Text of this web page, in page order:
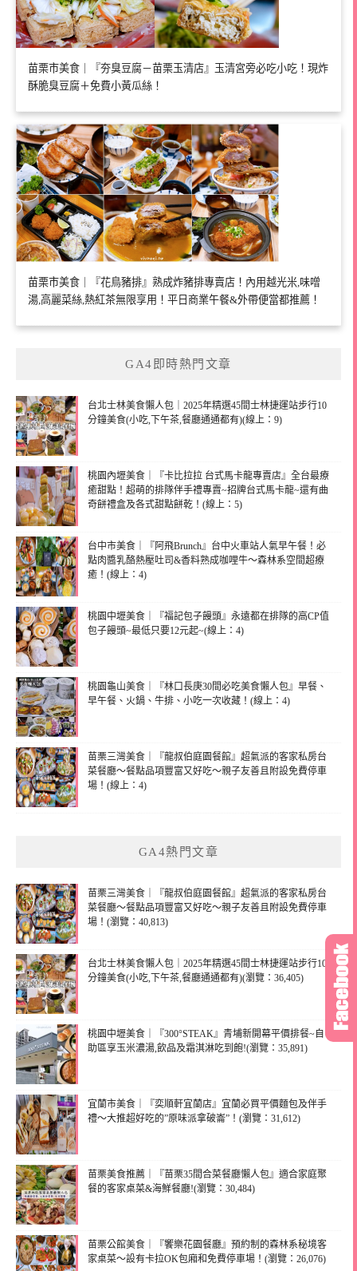
苗栗市美食｜『夯臭豆腐－苗栗玉清店』玉清宮旁必吃小吃！現炸
酥脆臭豆腐＋免費小黃瓜絲！
苗栗市美食｜『花鳥豬排』熟成炸豬排專賣店！內用越光米,味噌
湯,高麗菜絲,熱紅茶無限享用！平日商業午餐&外帶便當都推薦！
GA4即時熱門文章
台北士林美食懶人包｜2025年精選45間士林捷運站步行10
分鐘美食(小吃,下午茶,餐廳通通都有)(線上：9)
桃園內壢美食｜『卡比拉拉 台式馬卡龍專賣店』全台最療
癒甜點！超萌的排隊伴手禮專賣~招牌台式馬卡龍~還有曲
奇餅禮盒及各式甜點餅乾！(線上：5)
台中市美食｜『阿飛Brunch』台中火車站人氣早午餐！必
點肉醬乳酪熱壓吐司&香料熟成咖哩牛～森林系空間超療
癒！(線上：4)
桃園中壢美食｜『福記包子饅頭』永遠都在排隊的高CP值
包子饅頭~最低只要12元起~(線上：4)
桃園龜山美食｜『林口長庚30間必吃美食懶人包』早餐、
早午餐、火鍋、牛排、小吃一次收藏！(線上：4)
苗栗三灣美食｜『龍叔伯庭園餐館』超氣派的客家私房台
菜餐廳～餐點品項豐富又好吃～親子友善且附設免費停車
場！(線上：4)
GA4熱門文章
苗栗三灣美食｜『龍叔伯庭園餐館』超氣派的客家私房台
菜餐廳～餐點品項豐富又好吃～親子友善且附設免費停車
場！(瀏覽：40,813)
台北士林美食懶人包｜2025年精選45間士林捷運站步行10
分鐘美食(小吃,下午茶,餐廳通通都有)(瀏覽：36,405)
桃園中壢美食｜『300°STEAK』青埔新開幕平價排餐~自
助區享玉米濃湯,飲品及霜淇淋吃到飽!(瀏覽：35,891)
宜蘭市美食｜『奕順軒宜蘭店』宜蘭必買平價麵包及伴手
禮～大推超好吃的”原味派拿破崙”！(瀏覽：31,612)
苗栗美食推薦｜『苗栗35間合菜餐廳懶人包』適合家庭聚
餐的客家桌菜&海鮮餐廳!(瀏覽：30,484)
苗栗公館美食｜『饗樂花園餐廳』預約制的森林系秘境客
家桌菜～設有卡拉OK包廂和免費停車場！(瀏覽：26,076)